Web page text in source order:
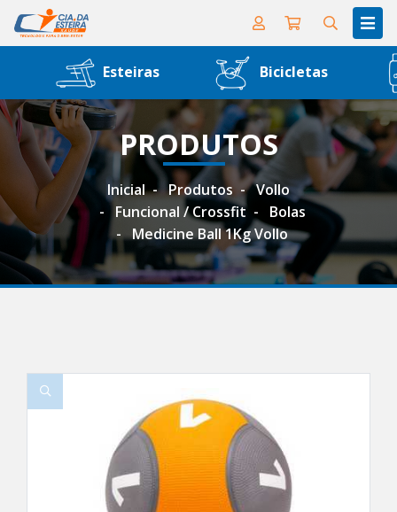
Esteiras Bicicletas
PRODUTOS
Inicial Produtos
Vollo
Funcional / Crossfit
Bolas
Medicine Ball 1Kg Vollo